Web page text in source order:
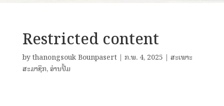
Restricted content
bythanongsouk Bounpasert| ກ.ພ. 4, 2025 | ສະເພາະ
ສະມາຊິກ,ອ່ານປຶ້ມ